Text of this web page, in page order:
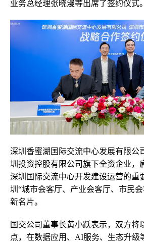
业务总经理张晓漫等出席了签约仪式。
深圳香蜜湖国际交流中心发展有限公
圳投资控股有限公司旗下全资企业，
深圳国际交流中心开发建设运营的重
圳“城市会客厅、产业会客厅、市民
新名片。
国交公司董事长黄小跃表示，双方将
点，在数据应用、AI服务、生态升级